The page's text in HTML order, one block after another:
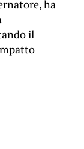
ha
il